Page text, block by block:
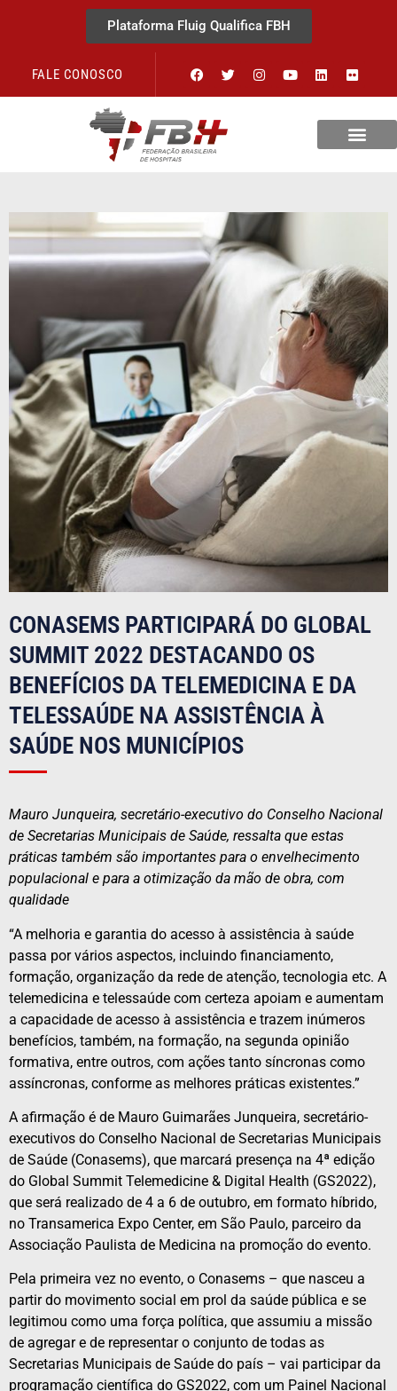
Plataforma Fluig Qualifica FBH
FALE CONOSCO
CONASEMS PARTICIPARÁ DO GLOBAL
SUMMIT 2022 DESTACANDO OS
BENEFÍCIOS DA TELEMEDICINA E DA
TELESSAÚDE NA ASSISTÊNCIA À
SAÚDE NOS MUNICÍPIOS
Mauro Junqueira, secretário-executivo do Conselho Nacional
de Secretarias Municipais de Saúde, ressalta que estas
práticas também são importantes para o envelhecimento
populacional e para a otimização da mão de obra, com
qualidade
“A melhoria e garantia do acesso à assistência à saúde
passa por vários aspectos, incluindo financiamento,
formação, organização da rede de atenção, tecnologia etc. A
telemedicina e telessaúde com certeza apoiam e aumentam
a capacidade de acesso à assistência e trazem inúmeros
benefícios, também, na formação, na segunda opinião
formativa, entre outros, com ações tanto síncronas como
assíncronas, conforme as melhores práticas existentes.”
A afirmação é de Mauro Guimarães Junqueira, secretário-
executivos do Conselho Nacional de Secretarias Municipais
de Saúde (Conasems), que marcará presença na 4ª edição
do Global Summit Telemedicine & Digital Health (GS2022),
que será realizado de 4 a 6 de outubro, em formato híbrido,
no Transamerica Expo Center, em São Paulo, parceiro da
Associação Paulista de Medicina na promoção do evento.
Pela primeira vez no evento, o Conasems – que nasceu a
partir do movimento social em prol da saúde pública e se
legitimou como uma força política, que assumiu a missão
de agregar e de representar o conjunto de todas as
Secretarias Municipais de Saúde do país – vai participar da
programação científica do GS2022, com um Painel Nacional